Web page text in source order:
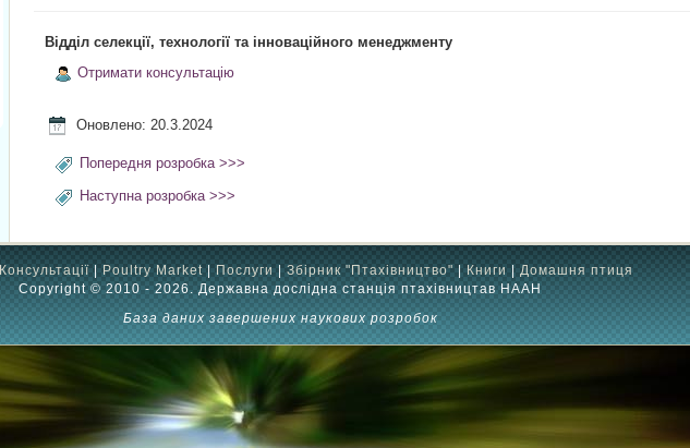
Відділ селекції, технології та інноваційного менеджменту
Отримати консультацію
Оновлено: 20.3.2024
Попередня розробка >>>
Наступна розробка >>>
Консультації Poultry Market Послуги Збірник "Птахівництво" Книги
Домашня птиця
Copyright © 2010 - 2026. Державна дослідна станція птахівництав НААН
База даних завершених наукових розробок